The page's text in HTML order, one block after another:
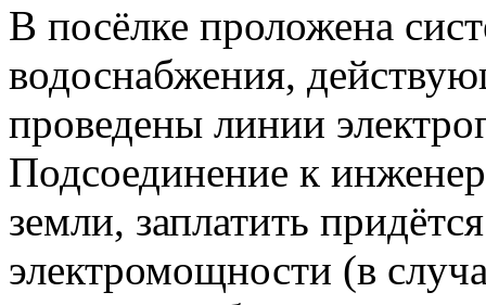
В посёлке проложена
водоснабжения,
проведены линии
Подсоединение к
земли, заплатить
электромощности (в